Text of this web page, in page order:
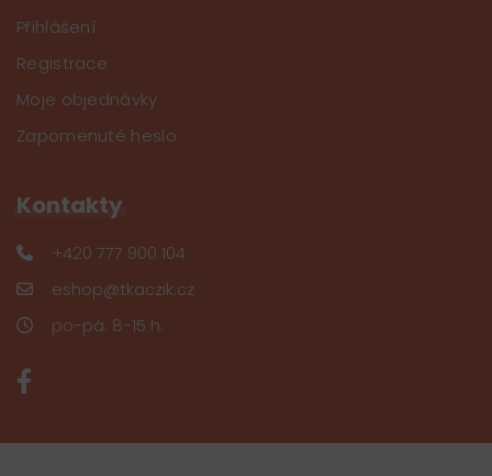
Přihlášení
Registrace
Moje objednávky
Zapomenuté heslo
Kontakty
+420 777 900 104
eshop@tkaczik.cz
po-pá: 8-15 h.